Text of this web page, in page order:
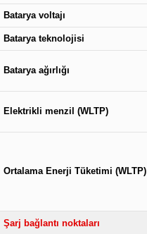
Batarya voltajı
Batarya teknolojisi
Batarya ağırlığı
Elektrikli menzil (WLTP)
Ortalama Enerji Tüketimi (WLTP)
Şarj bağlantı noktaları